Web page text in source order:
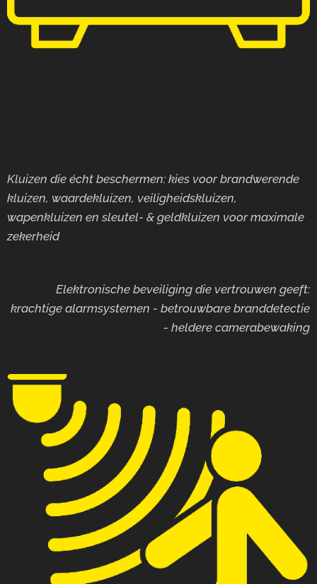
Kluizen die écht beschermen: kies voor brandwerende
kluizen, waardekluizen, veiligheidskluizen,
wapenkluizen en sleutel- & geldkluizen voor maximale
zekerheid
Elektronische beveiliging die vertrouwen geeft:
krachtige alarmsystemen - betrouwbare branddetectie
- heldere camerabewaking